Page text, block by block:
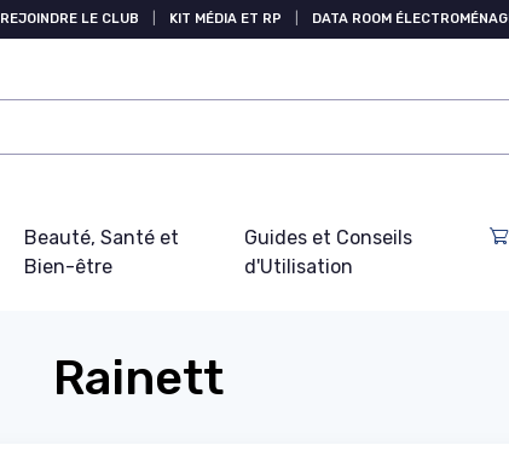
REJOINDRE LE CLUB KIT MÉDIA ET RP DATA ROOM
Beauté, Santé et
Bien-être
Guides et Conseils
d'Utilisation
Rainett